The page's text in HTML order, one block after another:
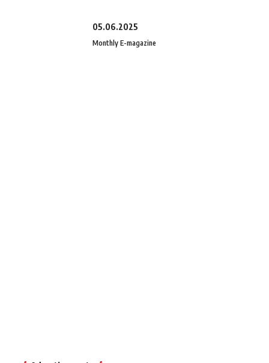
05.06.2025
Monthly E-magazine